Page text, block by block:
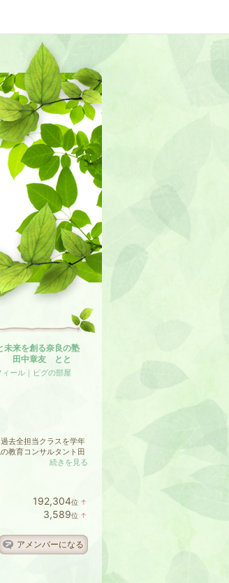
長
未来を創る奈良の塾
』 田中章友 とと
ィール ｜ ピグの部屋
去全担当クラスを学年
教育コンサルタント田
続きを見る
192,304位 ↑
ン
3,589位 ↑
キ
ン
アメンバーになる